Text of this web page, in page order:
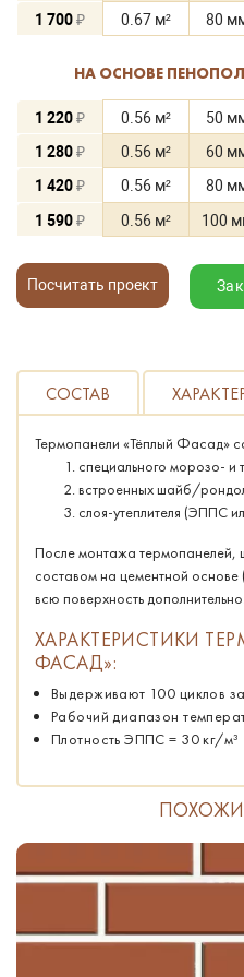
1 700₽ 0.67 м² 80
НА ОСНОВЕ
1 220₽ 0.56 м² 50
1 280₽ 0.56 м² 60
1 420₽ 0.56 м² 80
1 590₽ 0.56 м² 100
Посчитать проект
СОСТАВ
Термопанели «Тёплый Фасад»
специального морозо- и
встроенных шайб/
слоя-утеплителя (ЭППС
После монтажа термопанелей,
составом на цементной основе
всю поверхность
ХАРАКТЕРИСТИКИ
ФАСАД»:
Выдерживают 100 циклов
Рабочий диапазон
Плотность ЭППС = 30 кг/м³